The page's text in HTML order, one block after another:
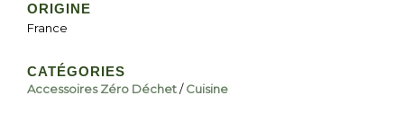
ORIGINE
France
CATÉGORIES
Accessoires Zéro Déchet/Cuisine